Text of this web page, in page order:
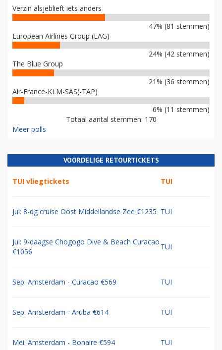
Verzin alsjeblieft iets anders
47% (81 stemmen)
European Airlines Group (EAG)
24% (42 stemmen)
The Blue Group
21% (36 stemmen)
Air-France-KLM-SAS(-TAP)
6% (11 stemmen)
Totaal aantal stemmen: 170
Meer polls
VOORDELIGE RETOURTICKETS
TUI vliegtickets TUI
Jul: 8-dg cruise Oost Middellandse Zee €1235 TUI
Jul: 9-daagse Chogogo Dive & Beach Curacao
€1056
TUI
Sep: Amsterdam - Curacao €569 TUI
Sep: Amsterdam - Aruba €614 TUI
Mei: Amsterdam - Bonaire €594 TUI